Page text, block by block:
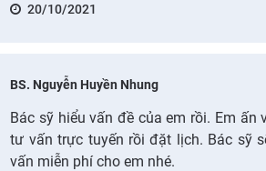
20/10/2021
BS. Nguyễn Huyền Nhung
Bác sỹ hiểu vấn đề của em rồi. Em
tư vấn trực tuyến rồi đặt lịch. Bác sỹ
vấn miễn phí cho em nhé.